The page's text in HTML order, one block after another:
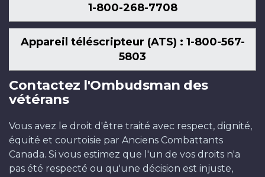
1-800-268-7708
Appareil téléscripteur (ATS) : 1-800-567-
5803
Contactez l'Ombudsman des
vétérans
Vous avez le droit d'être traité avec respect, dignité,
équité et courtoisie par Anciens Combattants
Canada. Si vous estimez que l'un de vos droits n'a
pas été respecté ou qu'une décision est injuste,